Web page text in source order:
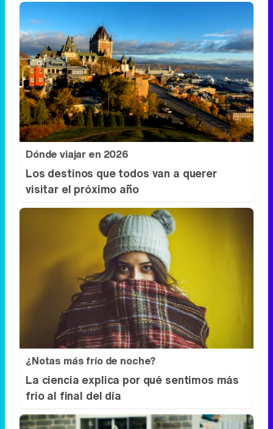
No es tu imaginación
¿Ves caras en enchufes, coches o nubes?
Tiene explicación
Dónde viajar en 2026
Los destinos que todos van a querer
visitar el próximo año